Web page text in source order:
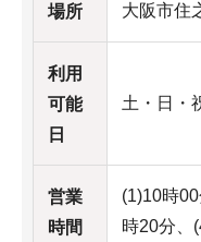
場所 大阪市住
利用
可能
日
土・日・
営業
時間
(1)10時
時20分、